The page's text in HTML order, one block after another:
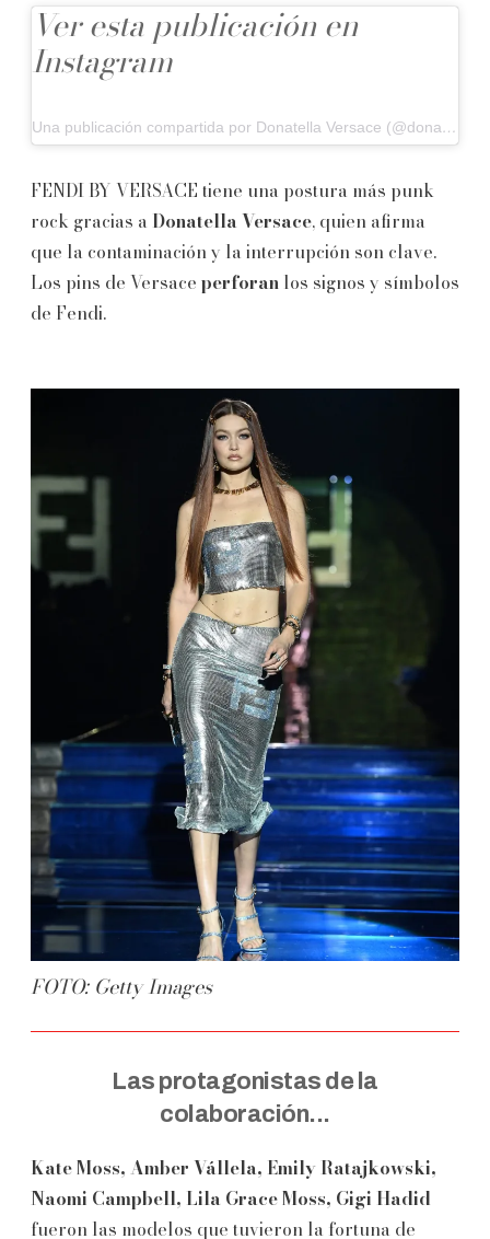
Ver esta publicación en
Instagram
Una publicación compartida por Donatella Versace (@donatella_versace)
FENDI BY VERSACE tiene una postura más punk
rock gracias a Donatella Versace, quien afirma
que la contaminación y la interrupción son clave.
Los pins de Versace perforan los signos y símbolos
de Fendi.
FOTO: Getty Images
Las protagonistas de la
colaboración...
Kate Moss, Amber Vállela, Emily Ratajkowski,
Naomi Campbell, Lila Grace Moss, Gigi Hadid
fueron las modelos que tuvieron la fortuna de